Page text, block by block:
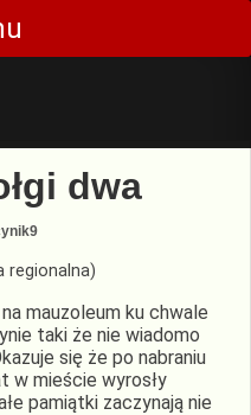
dwa
regionalna)
mauzoleum ku chwale
taki że nie wiadomo
się że po nabraniu
w mieście wyrosły
pamiątki zaczynają nie